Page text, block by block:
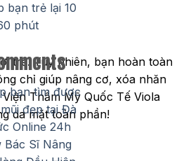
trẻ. Tuy nhiên, bạn hoàn toàn
chỉ giúp nâng cơ, xóa nhăn
Thẩm Mỹ Quốc Tế Viola
da mặt toàn phần!
bạn trẻ lại 10
phút
bạn tìm được
đẹp tại Đà
Online 24h
Bác Sĩ Nâng